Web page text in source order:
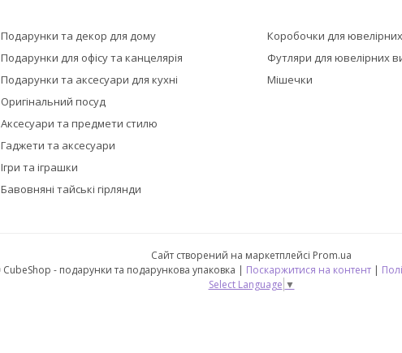
Подарунки та декор для дому
Подарунки для офісу та канцелярія
Подарунки та аксесуари для кухні
Оригінальний посуд
Аксесуари та предмети стилю
Гаджети та аксесуари
Ігри та іграшки
Бавовняні тайські гірлянди
Коробочки для
Футляри для ювелірних
Мішечки
Сайт створений на маркетплейсі Prom.ua
🎁 CubeShop - подарунки та подарункова упаковка | Поскаржитися на контент |
Select Language ▼